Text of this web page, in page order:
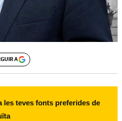
A
les teves fonts preferides de